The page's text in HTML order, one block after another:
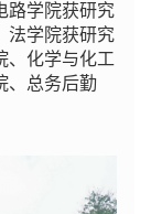
路学院获研究
法学院获研究
、化学与化工
、总务后勤